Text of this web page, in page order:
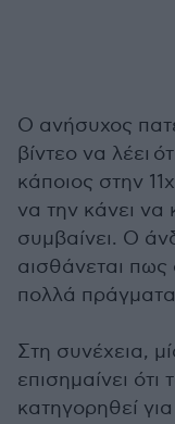
Ο ανήσυχος
βίντεο να λέει
κάποιος στην
να την κάνει να
συμβαίνει. Ο
αισθάνεται πως
πολλά
Στη συνέχεια,
επισημαίνει
κατηγορηθεί για